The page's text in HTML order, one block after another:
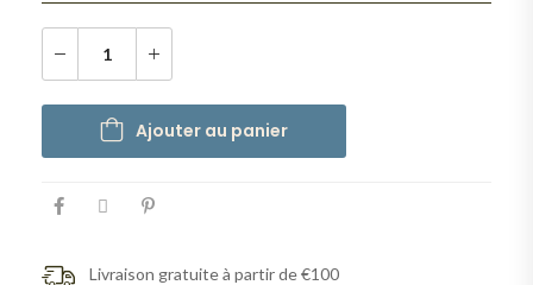
Ajouter au panier
Livraison gratuite à partir de €100